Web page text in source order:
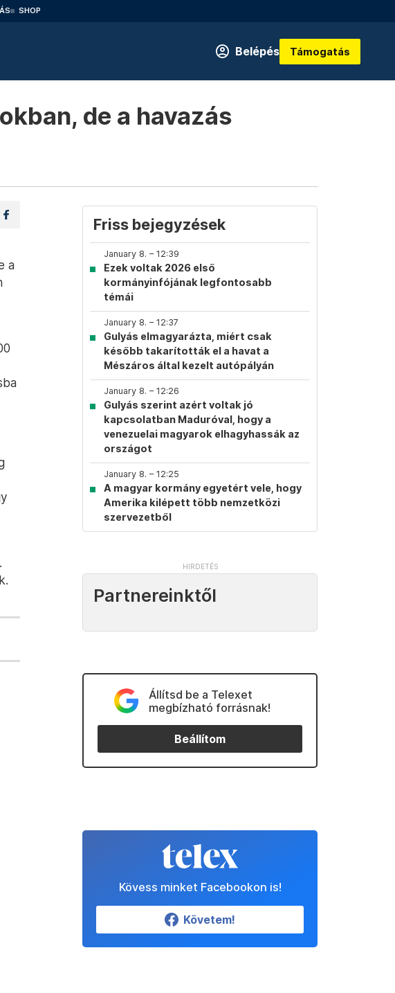
SHOP
Belépés Támogatás
de a havazás
a
Friss bejegyzések
January 8. – 12:39
Ezek voltak 2026 első
kormányinfójának legfontosabb
témái
January 8. – 12:37
Gulyás elmagyarázta, miért csak
később takarították el a havat a
Mészáros által kezelt autópályán
January 8. – 12:26
Gulyás szerint azért voltak jó
kapcsolatban Maduróval, hogy a
venezuelai magyarok elhagyhassák az
országot
January 8. – 12:25
A magyar kormány egyetért vele, hogy
Amerika kilépett több nemzetközi
szervezetből
Partnereinktől
Állítsd be a Telexet
megbízható forrásnak!
Beállítom
Kövess minket Facebookon is!
Követem!